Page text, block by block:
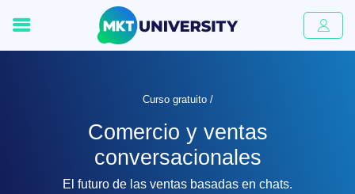
Curso gratuito /
Comercio y ventas
conversacionales
El futuro de las ventas basadas en chats.